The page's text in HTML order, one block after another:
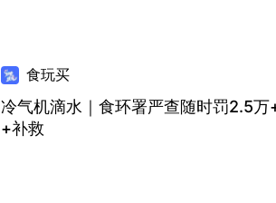
食玩买
冷气机滴水｜食环署严查随时罚2.5
+补救